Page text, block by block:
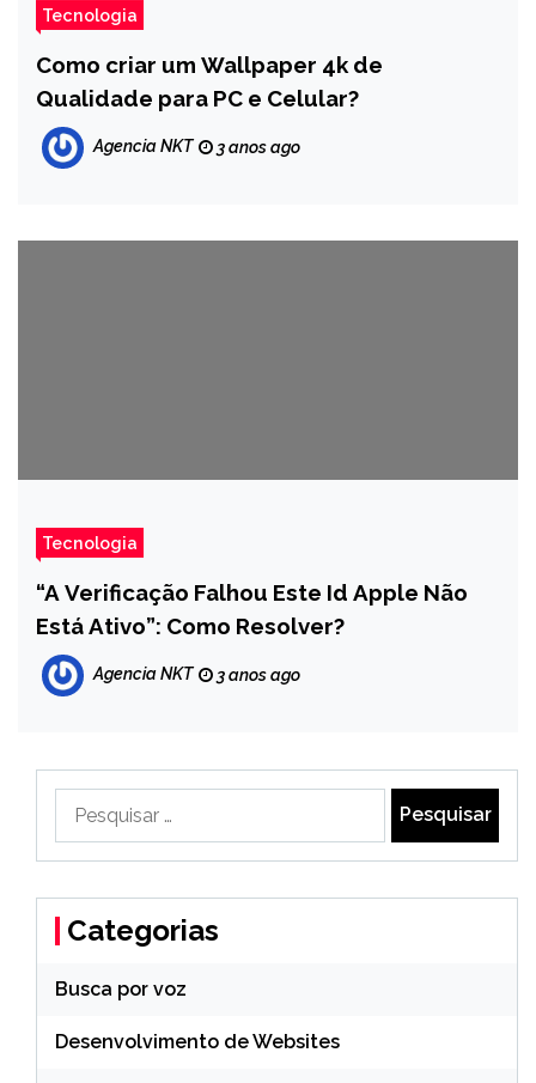
Tecnologia
Como criar um Wallpaper 4k de
Qualidade para PC e Celular?
Agencia NKT 3 anos ago
Tecnologia
“A Verificação Falhou Este Id Apple Não
Está Ativo”: Como Resolver?
Agencia NKT 3 anos ago
por:
Categorias
Busca por voz
Desenvolvimento de Websites